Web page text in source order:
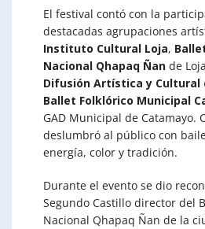
El festival contó con la
destacadas agrupaciones
Instituto Cultural Loja,
Nacional Qhapaq Ñan de
Difusión Artística y Cultural
Ballet Folklórico Municipal
GAD Municipal de Catamayo.
deslumbró al público con
energía, color y tradición.
Durante el evento se dio
Segundo Castillo director del
Nacional Qhapaq Ñan de la